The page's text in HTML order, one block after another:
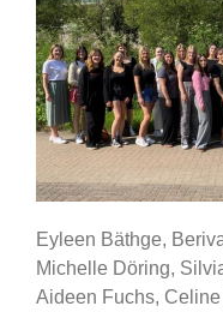
Eyleen Bäthge,
Michelle Döring,
Aideen Fuchs,